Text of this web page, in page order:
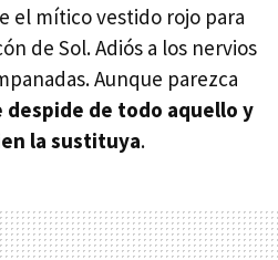
el mítico vestido rojo para
de Sol. Adiós a los nervios
Aunque parezca
despide de todo aquello y
la sustituya.